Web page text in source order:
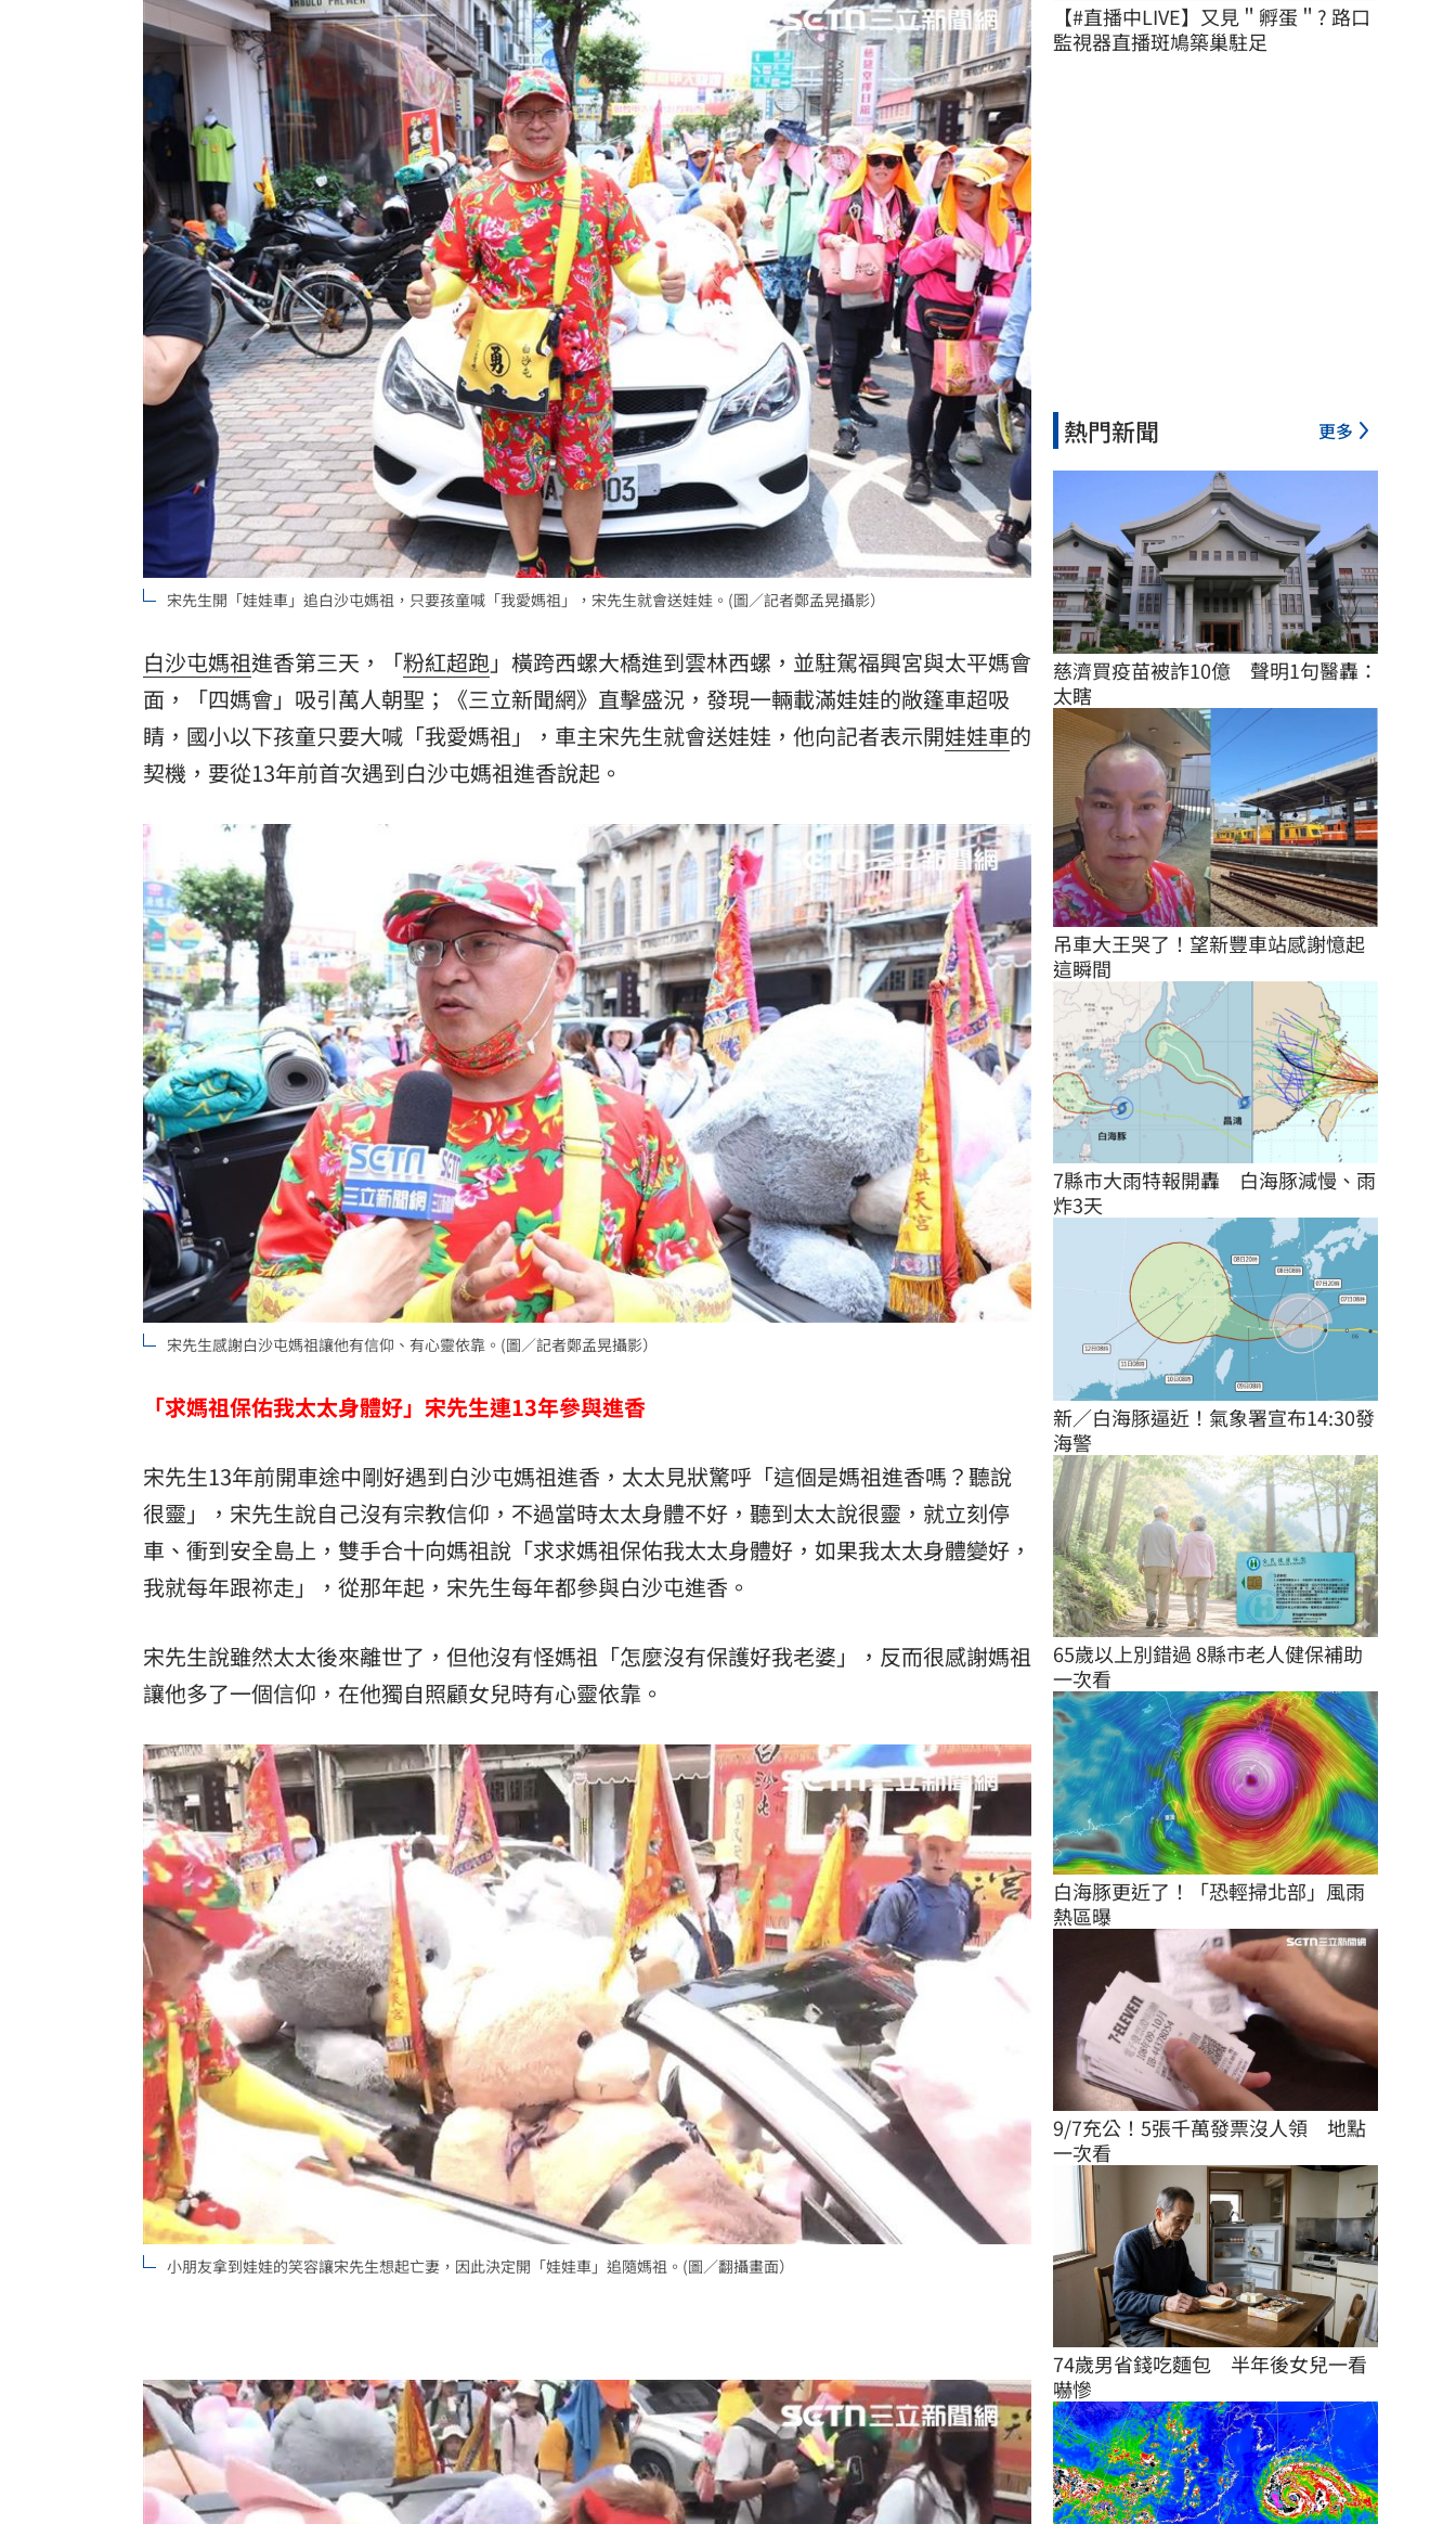
商場戰國來臨 台中「頂奢大道」逐漸成形 12:00
「拍片人的多重宇宙」職涯論壇9/12登場！ 10:30
8國球員齊聚高雄 Formosa 7s掀足球熱潮 10:00
理想混蛋號召粉絲跨海追星吃美食！ 18:15
宋先生開「娃娃車」追白沙屯媽祖，只要孩童喊「我愛媽祖」，宋先生就會送娃娃。(圖／記者鄭孟晃攝影）
白沙屯媽祖進香第三天，「粉紅超跑」橫跨西螺大橋進到雲林西螺，並駐駕福興宮與太平媽會
面，「四媽會」吸引萬人朝聖；《三立新聞網》直擊盛況，發現一輛載滿娃娃的敞篷車超吸
睛，國小以下孩童只要大喊「我愛媽祖」，車主宋先生就會送娃娃，他向記者表示開娃娃車的
契機，要從13年前首次遇到白沙屯媽祖進香說起。
宋先生感謝白沙屯媽祖讓他有信仰、有心靈依靠。(圖／記者鄭孟晃攝影）
「求媽祖保佑我太太身體好」宋先生連13年參與進香
宋先生13年前開車途中剛好遇到白沙屯媽祖進香，太太見狀驚呼「這個是媽祖進香嗎？聽說
很靈」，宋先生說自己沒有宗教信仰，不過當時太太身體不好，聽到太太說很靈，就立刻停
車、衝到安全島上，雙手合十向媽祖說「求求媽祖保佑我太太身體好，如果我太太身體變好，
我就每年跟祢走」，從那年起，宋先生每年都參與白沙屯進香。
宋先生說雖然太太後來離世了，但他沒有怪媽祖「怎麼沒有保護好我老婆」，反而很感謝媽祖
讓他多了一個信仰，在他獨自照顧女兒時有心靈依靠。
小朋友拿到娃娃的笑容讓宋先生想起亡妻，因此決定開「娃娃車」追隨媽祖。(圖／翻攝畫面）
【#直播中LIVE】又見＂孵蛋＂? 路口
監視器直播斑鳩築巢駐足
熱門新聞 更多
慈濟買疫苗被詐10億　聲明1句醫轟：
太瞎
吊車大王哭了！望新豐車站感謝憶起
這瞬間
7縣市大雨特報開轟　白海豚減慢、雨
炸3天
新／白海豚逼近！氣象署宣布14:30發
海警
65歲以上別錯過 8縣市老人健保補助
一次看
白海豚更近了！「恐輕掃北部」風雨
熱區曝
9/7充公！5張千萬發票沒人領　地點
一次看
74歲男省錢吃麵包　半年後女兒一看
嚇慘